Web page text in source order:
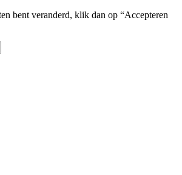
bent veranderd, klik dan op “Accepteren